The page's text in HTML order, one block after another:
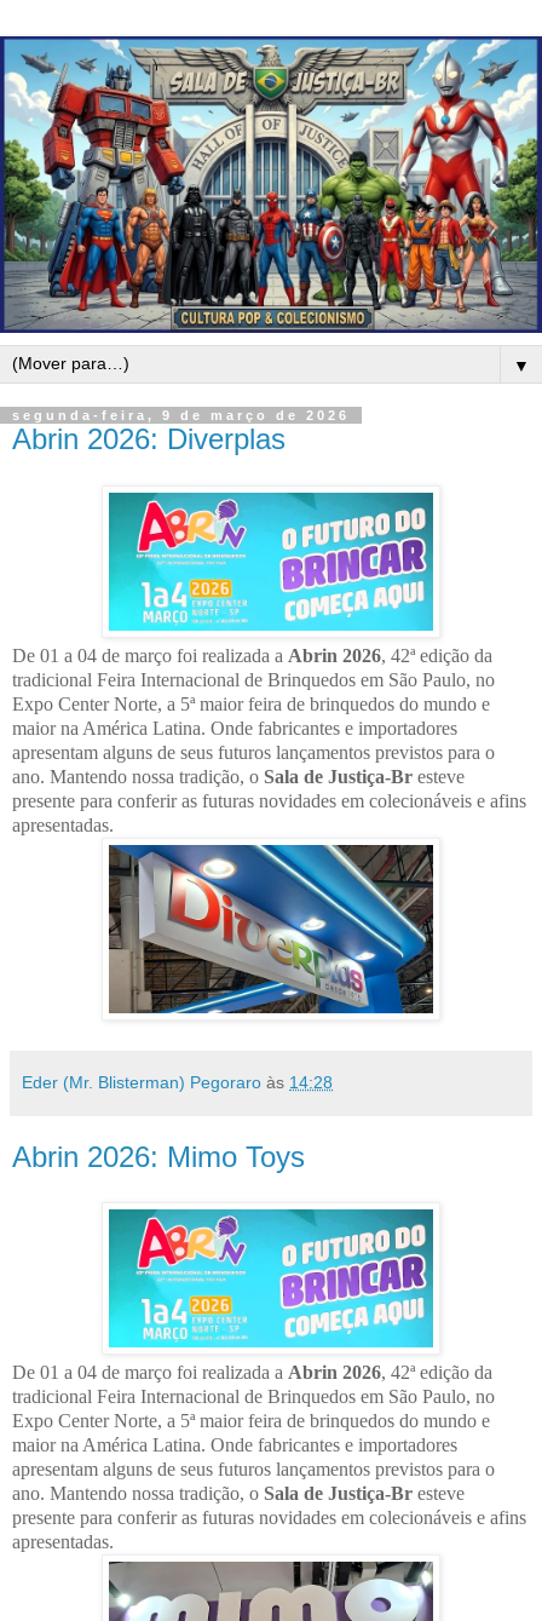
▼
segunda-feira, 9 de março de 2026
Abrin 2026: Diverplas
De 01 a 04 de março foi realizada a Abrin 2026, 42ª edição da
tradicional Feira Internacional de Brinquedos em São Paulo, no
Expo Center Norte, a 5ª maior feira de brinquedos do mundo e
maior na América Latina. Onde fabricantes e importadores
apresentam alguns de seus futuros lançamentos previstos para o
ano. Mantendo nossa tradição, o Sala de Justiça-Br esteve
presente para conferir as futuras novidades em colecionáveis e afins
apresentadas.
Eder (Mr. Blisterman) Pegoraro às 14:28
Abrin 2026: Mimo Toys
De 01 a 04 de março foi realizada a Abrin 2026, 42ª edição da
tradicional Feira Internacional de Brinquedos em São Paulo, no
Expo Center Norte, a 5ª maior feira de brinquedos do mundo e
maior na América Latina. Onde fabricantes e importadores
apresentam alguns de seus futuros lançamentos previstos para o
ano. Mantendo nossa tradição, o Sala de Justiça-Br esteve
presente para conferir as futuras novidades em colecionáveis e afins
apresentadas.